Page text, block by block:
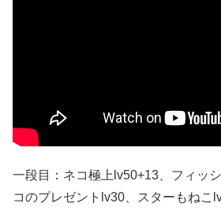
一段目：ネコ極上lv50+13、フィッ
コのプレゼントlv30、スターもねこ